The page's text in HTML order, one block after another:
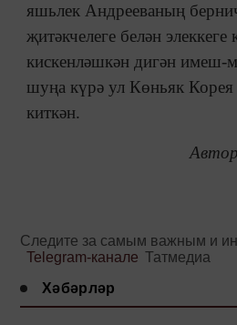
яшьлек Андрееваның
җитәкчелеге белән
кискенләшкән дигән имеш-
шуңа күрә ул Көньяк Корея
киткән.
Следите за самым важным и
Telegram-канале Татмедиа
Хәбәрләр